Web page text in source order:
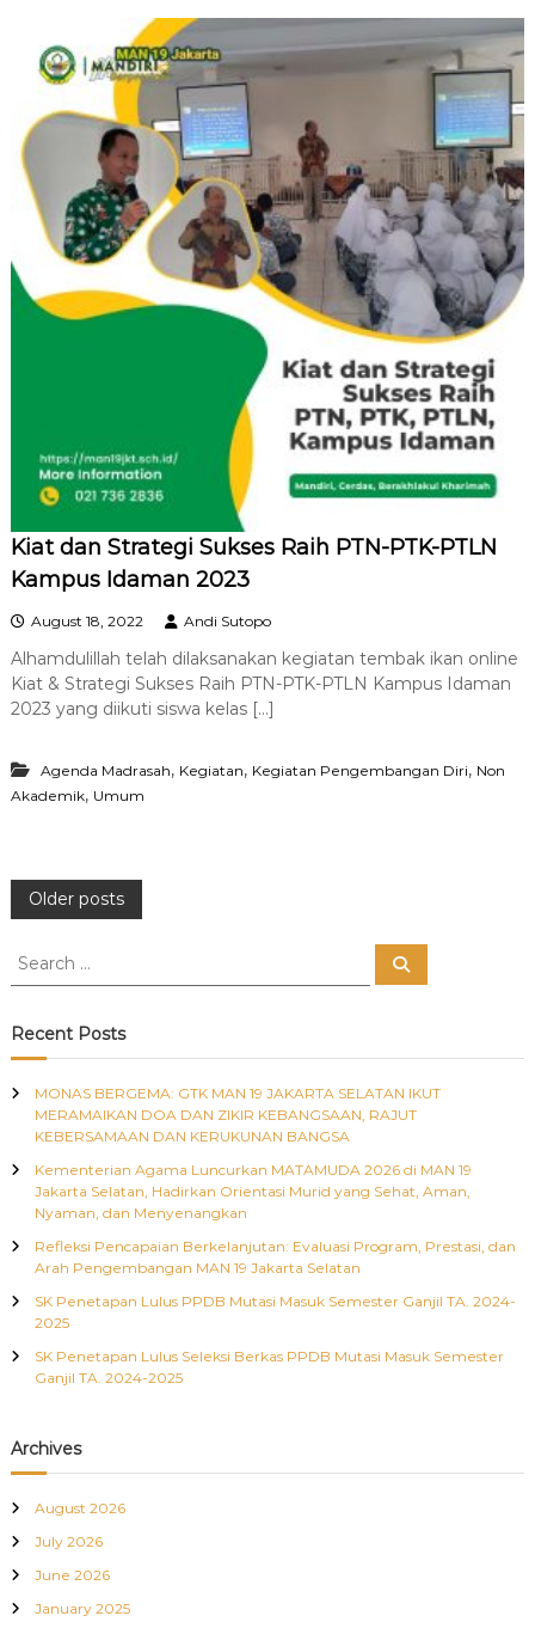
Kiat dan Strategi Sukses Raih PTN-PTK-PTLN
Kampus Idaman 2023
August 18, 2022 Andi Sutopo
Alhamdulillah telah dilaksanakan kegiatan tembak ikan online
Kiat & Strategi Sukses Raih PTN-PTK-PTLN Kampus Idaman
2023 yang diikuti siswa kelas […]
Agenda Madrasah, Kegiatan, Kegiatan Pengembangan Diri, Non
Akademik, Umum
P
o
t
n
a
t
i
o
Older posts
S
r
c
f
:
S
Recent Posts
MONAS BERGEMA: GTK MAN 19 JAKARTA SELATAN IKUT
MERAMAIKAN DOA DAN ZIKIR KEBANGSAAN, RAJUT
KEBERSAMAAN DAN KERUKUNAN BANGSA
Kementerian Agama Luncurkan MATAMUDA 2026 di MAN 19
Jakarta Selatan, Hadirkan Orientasi Murid yang Sehat, Aman,
Nyaman, dan Menyenangkan
Refleksi Pencapaian Berkelanjutan: Evaluasi Program, Prestasi, dan
Arah Pengembangan MAN 19 Jakarta Selatan
SK Penetapan Lulus PPDB Mutasi Masuk Semester Ganjil TA. 2024-
2025
SK Penetapan Lulus Seleksi Berkas PPDB Mutasi Masuk Semester
Ganjil TA. 2024-2025
Archives
August 2026
July 2026
June 2026
January 2025